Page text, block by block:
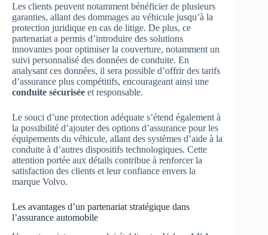
Les clients peuvent notamment bénéficier de plusieurs
garanties, allant des dommages au véhicule jusqu’à la
protection juridique en cas de litige. De plus, ce
partenariat a permis d’introduire des solutions
innovantes pour optimiser la couverture, notamment un
suivi personnalisé des données de conduite. En
analysant ces données, il sera possible d’offrir des tarifs
d’assurance plus compétitifs, encourageant ainsi une
conduite sécurisée et responsable.
Le souci d’une protection adéquate s’étend également à
la possibilité d’ajouter des options d’assurance pour les
équipements du véhicule, allant des systèmes d’aide à la
conduite à d’autres dispositifs technologiques. Cette
attention portée aux détails contribue à renforcer la
satisfaction des clients et leur confiance envers la
marque Volvo.
Les avantages d’un partenariat stratégique dans
l’assurance automobile